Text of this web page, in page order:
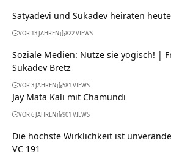
Satyadevi und Sukadev heiraten heute
VOR 13 JAHREN 822 VIEWS
Soziale Medien: Nutze sie yogisch! |
Sukadev Bretz
VOR 3 JAHREN 581 VIEWS
Jay Mata Kali mit Chamundi
VOR 6 JAHREN 901 VIEWS
Die höchste Wirklichkeit ist
VC 191